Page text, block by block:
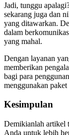
Jadi, tunggu
sekarang juga dan
yang ditawarkan.
dalam
yang mahal.
Dengan layanan
memberikan
bagi para
menggunakan
Kesimpulan
Demikianlah artikel
Anda untuk lebih